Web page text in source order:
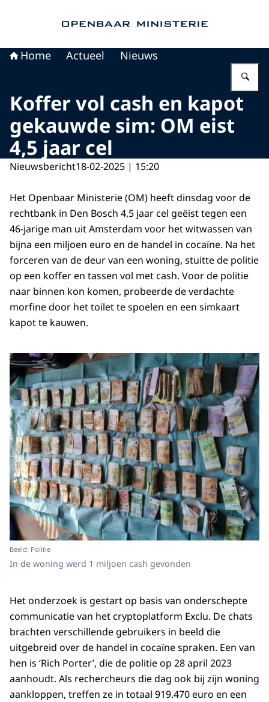
Home Actueel Nieuws
Koffer vol cash en kapot
gekauwde sim: OM eist
4,5 jaar cel
Nieuwsbericht18-02-2025 | 15:20
Het Openbaar Ministerie (OM) heeft dinsdag voor de
rechtbank in Den Bosch 4,5 jaar cel geëist tegen een
46-jarige man uit Amsterdam voor het witwassen van
bijna een miljoen euro en de handel in cocaïne. Na het
forceren van de deur van een woning, stuitte de politie
op een koffer en tassen vol met cash. Voor de politie
naar binnen kon komen, probeerde de verdachte
morfine door het toilet te spoelen en een simkaart
kapot te kauwen.
Beeld: Politie
In de woning werd 1 miljoen cash gevonden
Het onderzoek is gestart op basis van onderschepte
communicatie van het cryptoplatform Exclu. De chats
brachten verschillende gebruikers in beeld die
uitgebreid over de handel in cocaïne spraken. Een van
hen is ‘Rich Porter’, die de politie op 28 april 2023
aanhoudt. Als rechercheurs die dag ook bij zijn woning
aankloppen, treffen ze in totaal 919.470 euro en een